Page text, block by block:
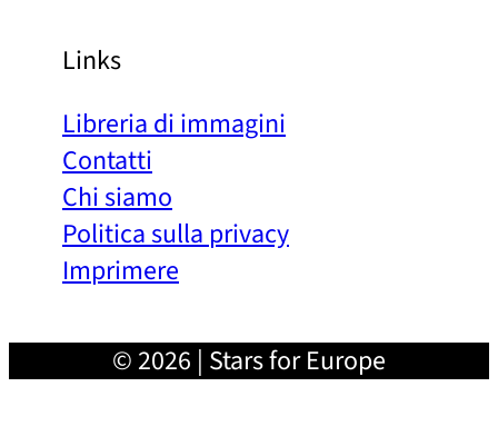
Links
Libreria di immagini
Contatti
Chi siamo
Politica sulla privacy
Imprimere
© 2026 | Stars for Europe